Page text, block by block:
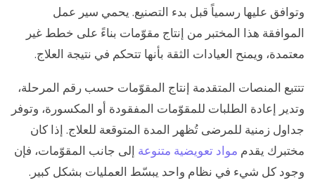
وتوافق عليها رسمياً قبل بدء التصنيع. يحمي سير عمل
الموافقة هذا المختبر من إنتاج مقوّمات بناءً على خطط غير
معتمدة، ويمنح العيادات الثقة بأنها تتحكم في نتيجة العلاج.
تتتبع المنصات المتقدمة إنتاج المقوّمات حسب رقم المرحلة،
وتدير إعادة الطلبات للمقوّمات المفقودة أو المكسورة، وتوفر
جداول زمنية للمرضى تُظهر المدة المتوقعة للعلاج. إذا كان
مختبرك يقدم مواد تعويضية متنوعة إلى جانب المقوّمات، فإن
وجود كل شيء في نظام واحد يبسّط العمليات بشكل كبير.